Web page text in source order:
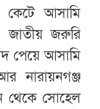
কেটে আসামি
জাতীয় জরুরি
পেয়ে আসামি
নারায়নগঞ্জ
থেকে সোহেল